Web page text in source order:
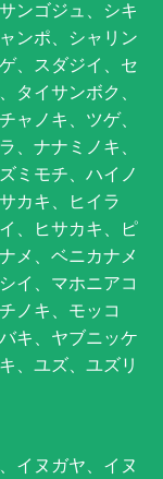
ンゴジュ、シキ
ンポ、シャリン
、スダジイ、セ
タイサンボク、
ャノキ、ツゲ、
、ナナミノキ、
ミモチ、ハイノ
カキ、ヒイラ
、ヒサカキ、ピ
メ、ベニカナメ
イ、マホニアコ
ノキ、モッコ
キ、ヤブニッケ
、ユズ、ユズリ
イヌガヤ、イヌ